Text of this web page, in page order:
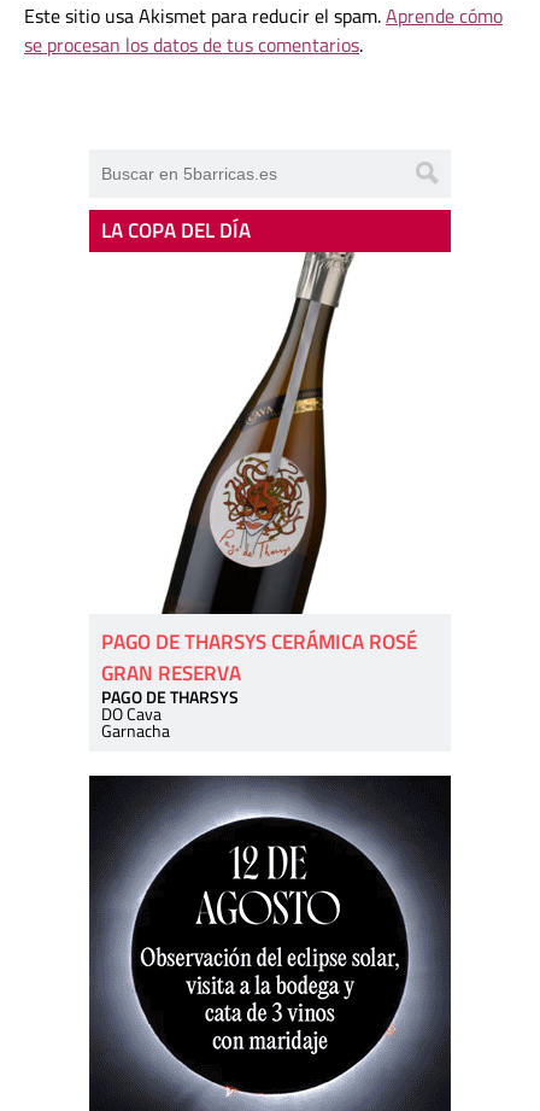
Este sitio usa Akismet para reducir el spam.Aprende cómo
se procesan los datos de tus comentarios.
LA COPA DEL DÍA
PAGO DE THARSYS CERÁMICA ROSÉ
GRAN RESERVA
PAGO DE THARSYS
DO Cava
Garnacha